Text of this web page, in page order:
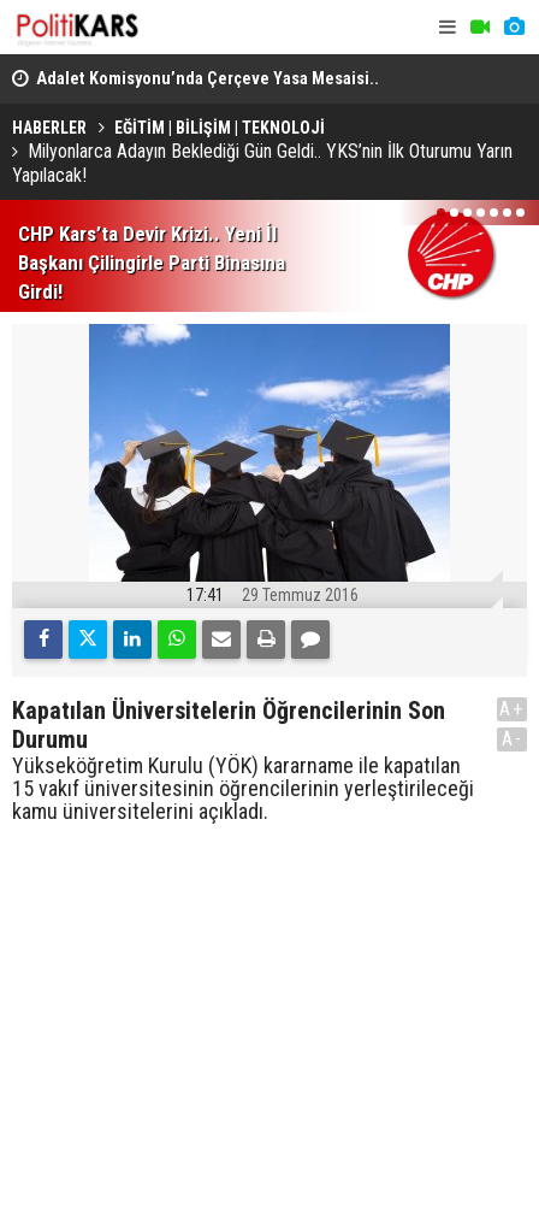
Adalet Komisyonu’nda Çerçeve Yasa Mesaisi..
Görüşmeler Tartışmalarla Başladı!
HABERLER EĞİTİM | BİLİŞİM | TEKNOLOJİ
Milyonlarca Adayın Beklediği Gün Geldi.. YKS’nin İlk Oturumu Yarın
Yapılacak!
CHP Kars’ta Devir Krizi.. Yeni İl
Başkanı Çilingirle Parti Binasına
Girdi!
1 2 3 4 5 6 7
17:41 29 Temmuz 2016
Kapatılan Üniversitelerin Öğrencilerinin Son
Durumu
Yükseköğretim Kurulu (YÖK) kararname ile kapatılan
15 vakıf üniversitesinin öğrencilerinin yerleştirileceği
kamu üniversitelerini açıkladı.
A+
A-